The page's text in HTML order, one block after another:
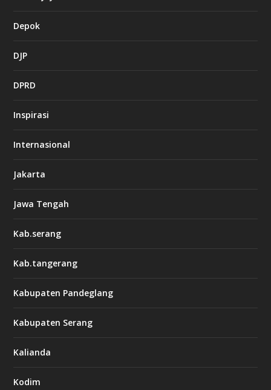
Depok
DJP
DPRD
Inspirasi
Internasional
Jakarta
Jawa Tengah
Kab.serang
Kab.tangerang
Kabupaten Pandeglang
Kabupaten Serang
Kalianda
Kodim